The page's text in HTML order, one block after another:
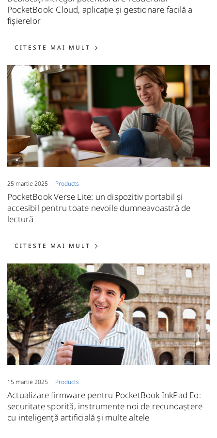
PocketBook: Cloud, aplicație și gestionare facilă a
fișierelor
CITESTE MAI MULT CITESTE MAI MULT:
25 martie 2025 Products
PocketBook Verse Lite: un dispozitiv portabil și
accesibil pentru toate nevoile dumneavoastră de
lectură
CITESTE MAI MULT CITESTE MAI MULT:
15 martie 2025 Products
Actualizare firmware pentru PocketBook InkPad Eo:
securitate sporită, instrumente noi de recunoaștere
cu inteligență artificială și multe altele